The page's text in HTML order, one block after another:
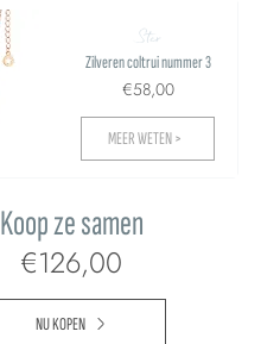
Ster
Zilveren coltrui nummer 3
€58,00
MEER WETEN >
Koop ze samen
€126,00
NU KOPEN